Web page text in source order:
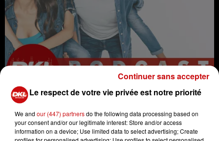
Le respect de votre vie privée est notre priorité
We and our (447) partnersdo the following data processing based on
your consent and/or our legitimate interest: Store and/or access
information on a device; Use limited data to select advertising; Create
Continuer sans accepter